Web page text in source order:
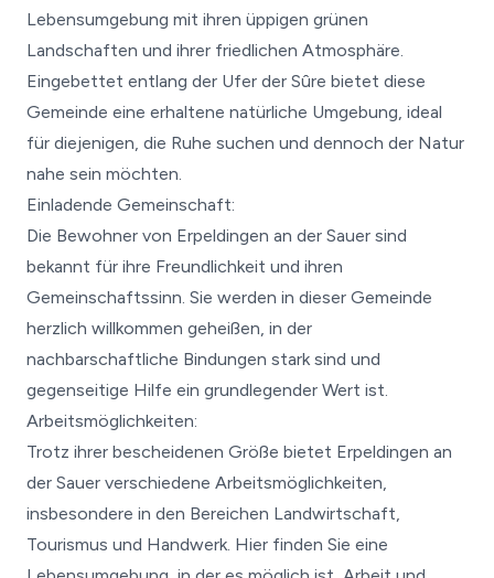
Lebensumgebung mit ihren üppigen grünen
Landschaften und ihrer friedlichen Atmosphäre.
Eingebettet entlang der Ufer der Sûre bietet diese
Gemeinde eine erhaltene natürliche Umgebung, ideal
für diejenigen, die Ruhe suchen und dennoch der Natur
nahe sein möchten.
Einladende Gemeinschaft:
Die Bewohner von Erpeldingen an der Sauer sind
bekannt für ihre Freundlichkeit und ihren
Gemeinschaftssinn. Sie werden in dieser Gemeinde
herzlich willkommen geheißen, in der
nachbarschaftliche Bindungen stark sind und
gegenseitige Hilfe ein grundlegender Wert ist.
Arbeitsmöglichkeiten:
Trotz ihrer bescheidenen Größe bietet Erpeldingen an
der Sauer verschiedene Arbeitsmöglichkeiten,
insbesondere in den Bereichen Landwirtschaft,
Tourismus und Handwerk. Hier finden Sie eine